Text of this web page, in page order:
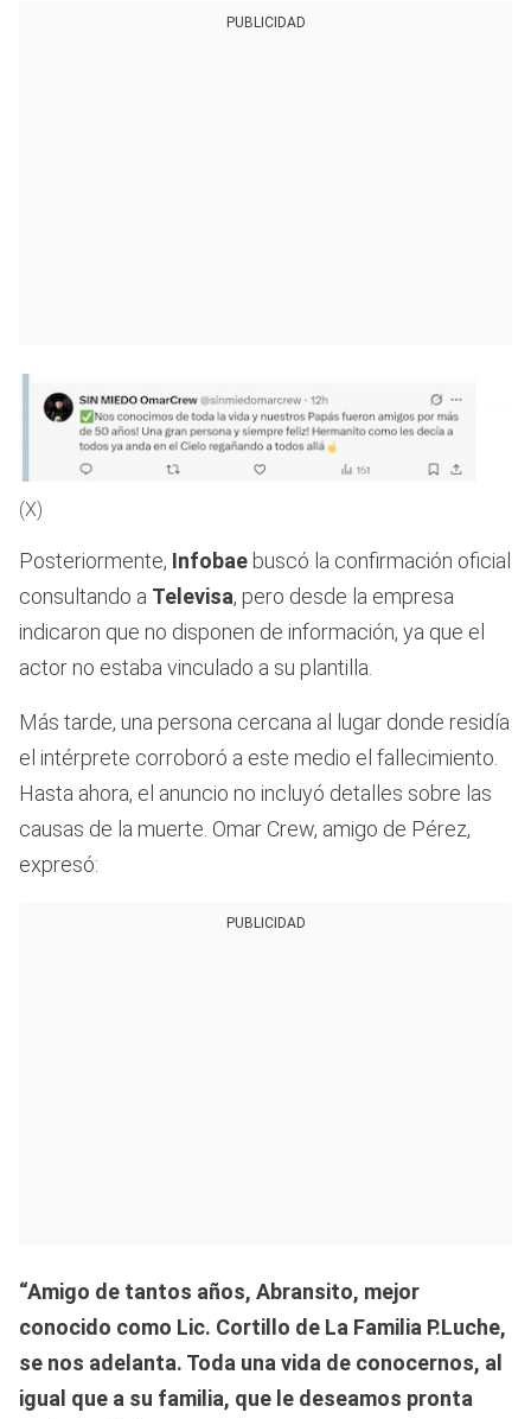
PUBLICIDAD
(X)
Posteriormente, Infobae buscó la confirmación oficial
consultando a Televisa, pero desde la empresa
indicaron que no disponen de información, ya que el
actor no estaba vinculado a su plantilla.
Más tarde, una persona cercana al lugar donde residía
el intérprete corroboró a este medio el fallecimiento.
Hasta ahora, el anuncio no incluyó detalles sobre las
causas de la muerte. Omar Crew, amigo de Pérez,
expresó:
PUBLICIDAD
“Amigo de tantos años, Abransito, mejor
conocido como Lic. Cortillo de La Familia P.Luche,
se nos adelanta. Toda una vida de conocernos, al
igual que a su familia, que le deseamos pronta